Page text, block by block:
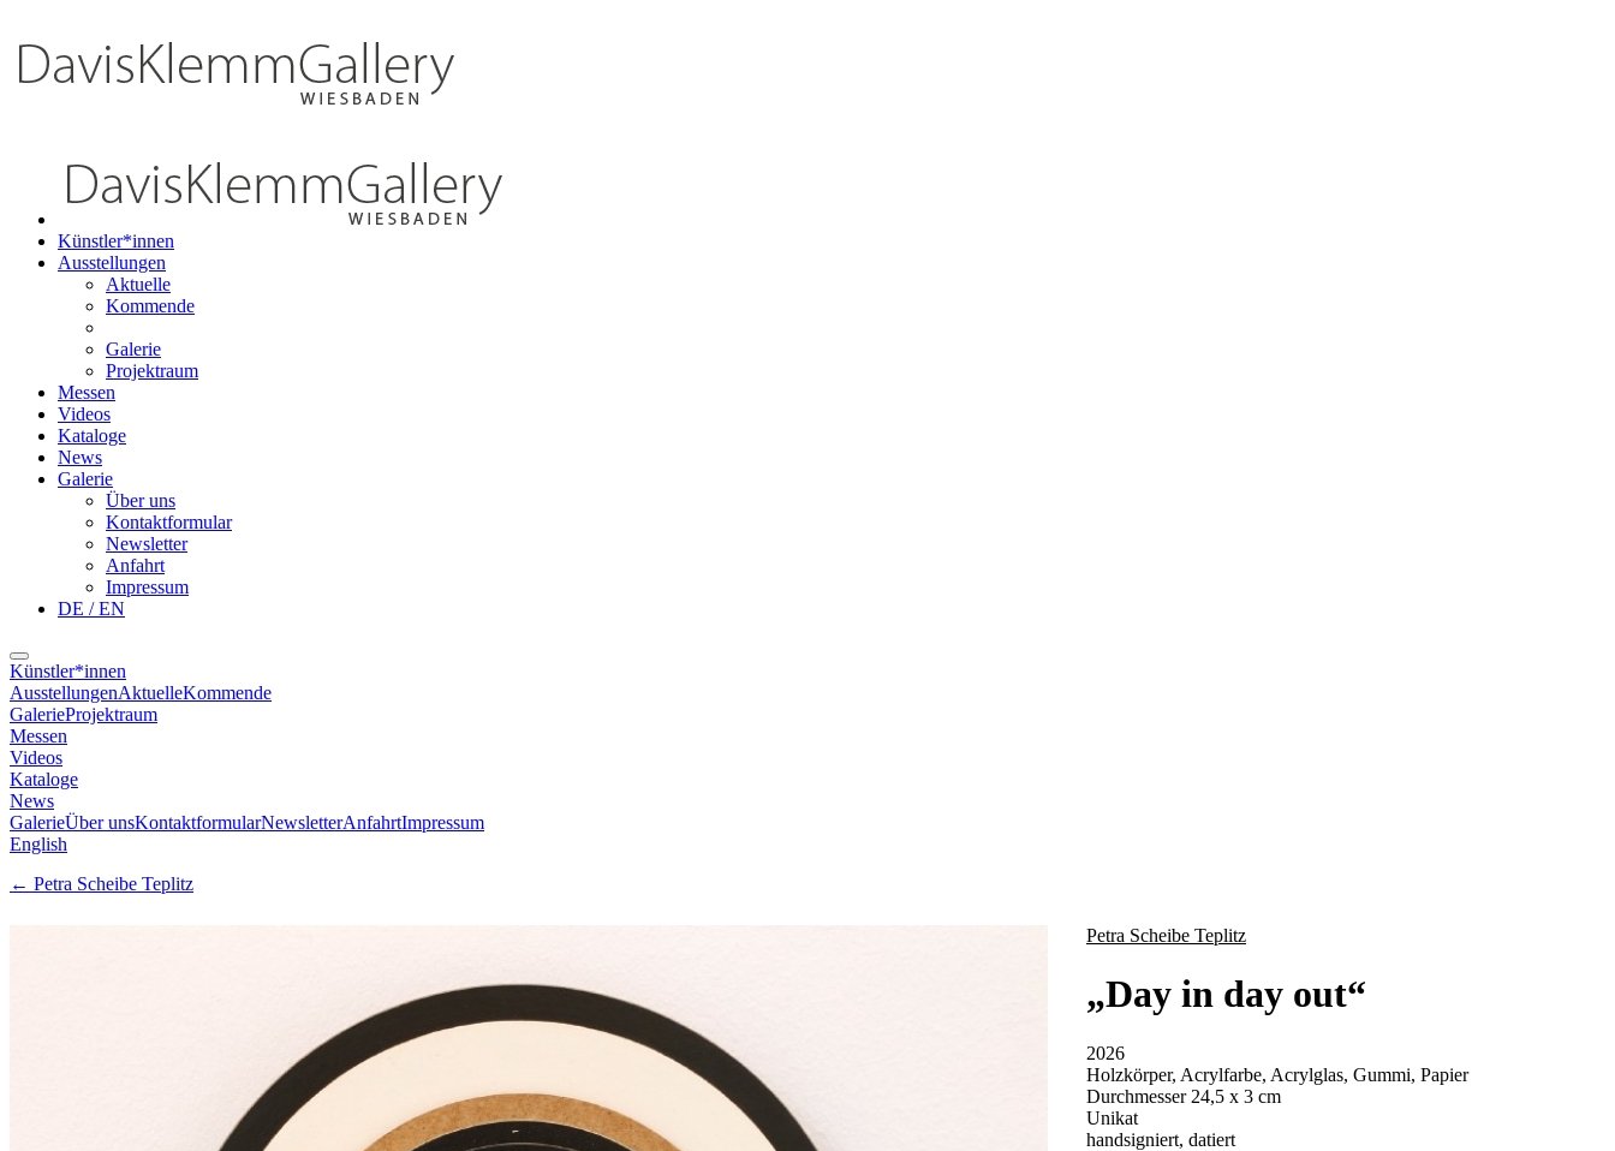
Künstler*innen
Ausstellungen
Aktuelle
Kommende
Galerie
Projektraum
Messen
Videos
Kataloge
News
Galerie
Über uns
Kontaktformular
Newsletter
Anfahrt
Impressum
DE / EN
Künstler*innen
AusstellungenAktuelleKommende
GalerieProjektraum
Messen
Videos
Kataloge
News
GalerieÜber unsKontaktformularNewsletterAnfahrtImpressum
English
← Petra Scheibe Teplitz
Petra Scheibe Teplitz
„Day in day out“
2026
Holzkörper, Acrylfarbe, Acrylglas, Gummi, Papier
Durchmesser 24,5 x 3 cm
Unikat
handsigniert, datiert